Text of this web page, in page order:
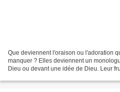
Que deviennent l'oraison ou l'adoration
manquer ? Elles deviennent un
Dieu ou devant une idée de Dieu. Leur